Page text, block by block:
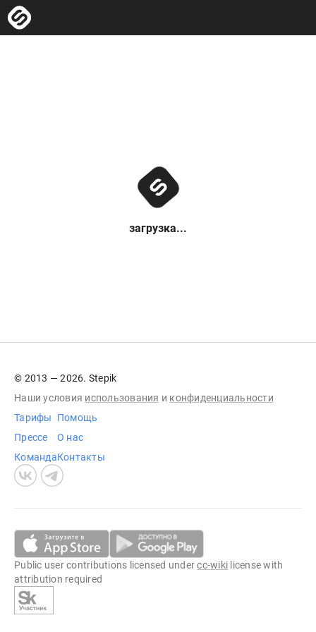
загрузка...
© 2013 — 2026. Stepik
Наши условия использования и конфиденциальности
Тарифы
Прессе
Команда
Помощь
О нас
Контакты
Public user contributions licensed undercc-wiki license with
attribution required